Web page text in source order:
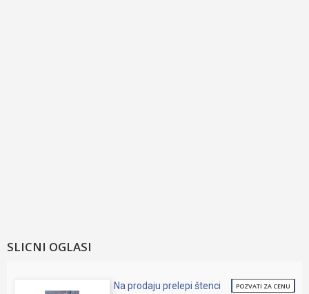
SLICNI OGLASI
Na prodaju prelepi štenci
POZVATI ZA CENU